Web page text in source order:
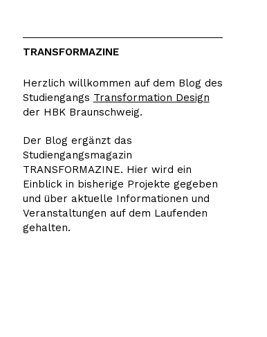
TRANSFORMAZINE
Herzlich willkommen auf dem Blog des
Studiengangs Transformation Design
der HBK Braunschweig.
Der Blog ergänzt das
Studiengangsmagazin
TRANSFORMAZINE. Hier wird ein
Einblick in bisherige Projekte gegeben
und über aktuelle Informationen und
Veranstaltungen auf dem Laufenden
gehalten.